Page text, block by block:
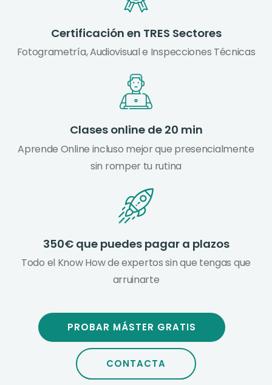
Certificación en TRES Sectores
Fotogrametría, Audiovisual e Inspecciones Técnicas
Clases online de 20 min
Aprende Online incluso mejor que presencialmente
sin romper tu rutina
350€ que puedes pagar a plazos
Todo el Know How de expertos sin que tengas que
arruinarte
PROBAR MÁSTER GRATIS
CONTACTA